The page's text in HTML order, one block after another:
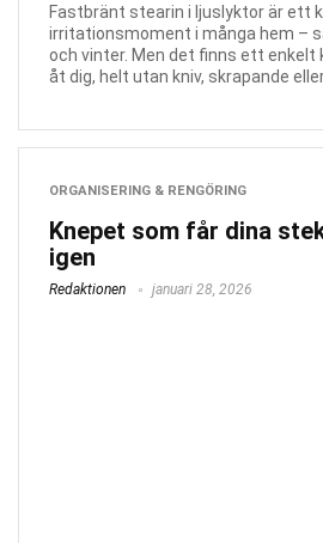
Fastbränt stearin i ljuslyktor är ett
irritationsmoment i många hem –
och vinter. Men det finns ett enkelt
åt dig, helt utan kniv, skrapande eller
ORGANISERING & RENGÖRING
Knepet som får dina
igen
Redaktionen januari 28, 2026